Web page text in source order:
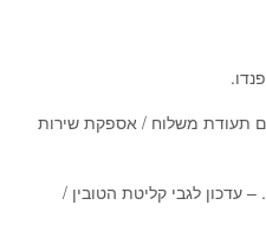
תעודת משלוח / אספקת שירות
– עדכון לגבי קליטת הטובין /